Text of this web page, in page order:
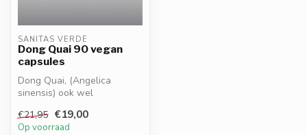
SANITAS VERDE
Dong Quai 90 vegan
capsules
Dong Quai, (Angelica
sinensis) ook wel
ondersteunt de hor...
€21,95 €19,00
Op voorraad